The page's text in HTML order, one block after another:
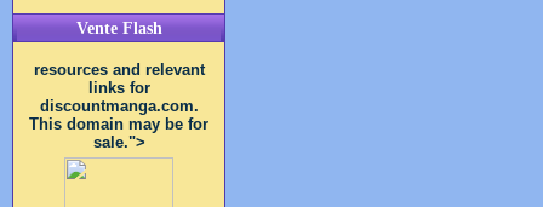
Vente Flash
resources and relevant
links for
discountmanga.com.
This domain may be for
sale.">